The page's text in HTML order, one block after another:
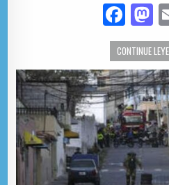
F
a
c
e
b
o
o
k
CONTINUE